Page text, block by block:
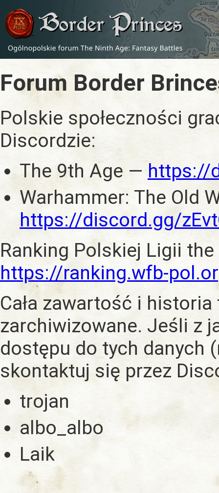
Forum Border
Polskie społeczności
Discordzie:
The 9th Age —https://
Warhammer: The Old
https://discord.gg/
Ranking Polskiej Ligii
https://ranking.wfb-
Cała zawartość i historia
zarchiwizowane. Jeśli z
dostępu do tych danych
skontaktuj się przez
trojan
albo_albo
Laik